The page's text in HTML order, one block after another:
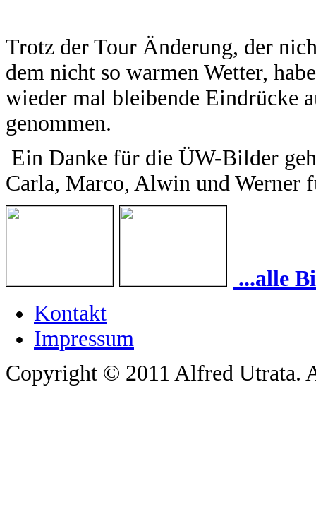
Trotz der Tour Änderung, der
dem nicht so warmen Wetter,
wieder mal bleibende Eindrücke
genommen.
Ein Danke für die ÜW-Bilder
Carla, Marco, Alwin und Werner
...alle
Kontakt
Impressum
Copyright © 2011 Alfred Utrata.